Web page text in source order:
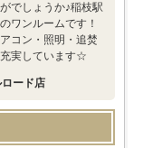
でしょうか♪稲枝駅
ワンルームです！
コン・照明・追焚
実しています☆
ード店